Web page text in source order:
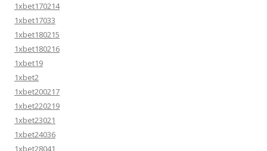
1xbet170214
1xbet17033
1xbet180215
1xbet180216
1xbet19
1xbet2
1xbet200217
1xbet220219
1xbet23021
1xbet24036
1xbet28041